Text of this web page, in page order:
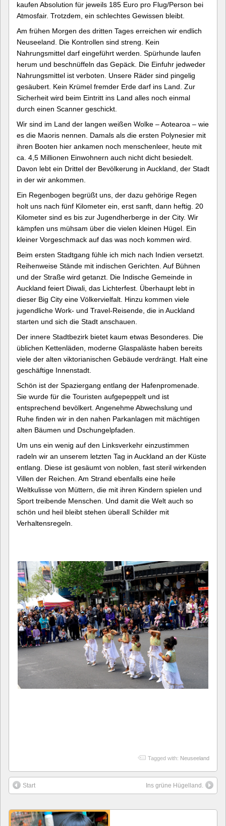
kaufen Absolution für jeweils 185 Euro pro Flug/Person bei
Atmosfair. Trotzdem, ein schlechtes Gewissen bleibt.
Am frühen Morgen des dritten Tages erreichen wir endlich
Neuseeland. Die Kontrollen sind streng. Kein
Nahrungsmittel darf eingeführt werden. Spürhunde laufen
herum und beschnüffeln das Gepäck. Die Einfuhr jedweder
Nahrungsmittel ist verboten. Unsere Räder sind pingelig
gesäubert. Kein Krümel fremder Erde darf ins Land. Zur
Sicherheit wird beim Eintritt ins Land alles noch einmal
durch einen Scanner geschickt.
Wir sind im Land der langen weißen Wolke – Aotearoa – wie
es die Maoris nennen. Damals als die ersten Polynesier mit
ihren Booten hier ankamen noch menschenleer, heute mit
ca. 4,5 Millionen Einwohnern auch nicht dicht besiedelt.
Davon lebt ein Drittel der Bevölkerung in Auckland, der Stadt
in der wir ankommen.
Ein Regenbogen begrüßt uns, der dazu gehörige Regen
holt uns nach fünf Kilometer ein, erst sanft, dann heftig. 20
Kilometer sind es bis zur Jugendherberge in der City. Wir
kämpfen uns mühsam über die vielen kleinen Hügel. Ein
kleiner Vorgeschmack auf das was noch kommen wird.
Beim ersten Stadtgang fühle ich mich nach Indien versetzt.
Reihenweise Stände mit indischen Gerichten. Auf Bühnen
und der Straße wird getanzt. Die Indische Gemeinde in
Auckland feiert Diwali, das Lichterfest. Überhaupt lebt in
dieser Big City eine Völkervielfalt. Hinzu kommen viele
jugendliche Work- und Travel-Reisende, die in Auckland
starten und sich die Stadt anschauen.
Der innere Stadtbezirk bietet kaum etwas Besonderes. Die
üblichen Kettenläden, moderne Glaspaläste haben bereits
viele der alten viktorianischen Gebäude verdrängt. Halt eine
geschäftige Innenstadt.
Schön ist der Spaziergang entlang der Hafenpromenade.
Sie wurde für die Touristen aufgepeppelt und ist
entsprechend bevölkert. Angenehme Abwechslung und
Ruhe finden wir in den nahen Parkanlagen mit mächtigen
alten Bäumen und Dschungelpfaden.
Um uns ein wenig auf den Linksverkehr einzustimmen
radeln wir an unserem letzten Tag in Auckland an der Küste
entlang. Diese ist gesäumt von noblen, fast steril wirkenden
Villen der Reichen. Am Strand ebenfalls eine heile
Weltkulisse von Müttern, die mit ihren Kindern spielen und
Sport treibende Menschen. Und damit die Welt auch so
schön und heil bleibt stehen überall Schilder mit
Verhaltensregeln.
Tagged with: Neuseeland
Start Ins grüne Hügelland.